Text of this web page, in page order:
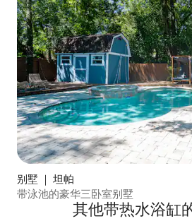
别墅 ｜ 坦帕
带泳池的豪华三卧室别墅
其他带热水浴缸